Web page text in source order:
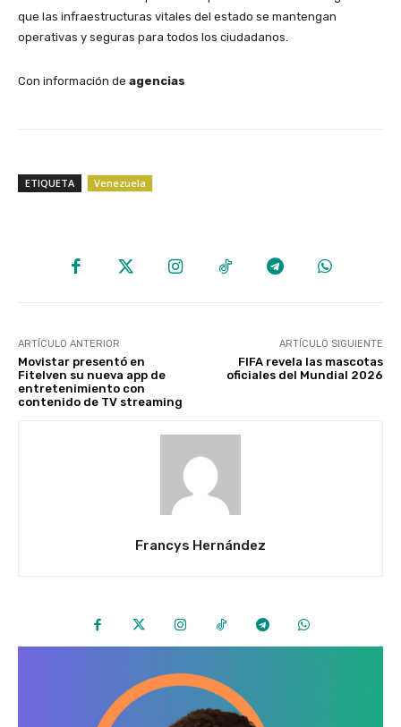
que las infraestructuras vitales del estado se mantengan
operativas y seguras para todos los ciudadanos.
Con información de agencias
ETIQUETA Venezuela
ARTÍCULO ANTERIOR
Movistar presentó en
Fitelven su nueva app de
entretenimiento con
contenido de TV streaming
ARTÍCULO SIGUIENTE
FIFA revela las mascotas
oficiales del Mundial 2026
Francys Hernández